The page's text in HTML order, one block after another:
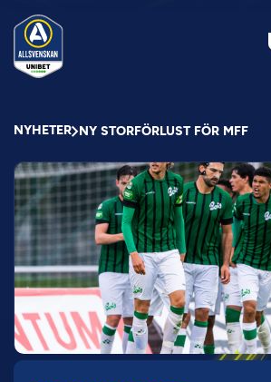
NYHETER NY STORFÖRLUST FÖR MFF